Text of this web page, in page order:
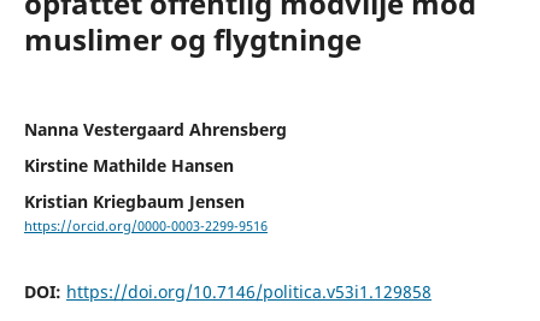
muslimer og flygtninge
Nanna Vestergaard Ahrensberg
Kirstine Mathilde Hansen
Kristian Kriegbaum Jensen
https://orcid.org/0000-0003-2299-9516
DOI: https://doi.org/10.7146/politica.v53i1.129858